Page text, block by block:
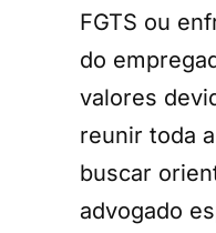
FGTS ou
do
valores
reunir toda
buscar
advogado